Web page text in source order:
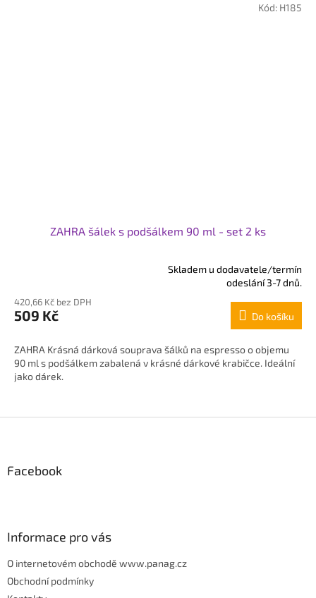
ZAHRA šálek s podšálkem 90 ml - set 2 ks
produktu
je
z
5
hvězdiček.
Skladem u dodavatele/termín
odeslání 3-7 dnů.
420,66 Kč bez DPH
509 Kč Do košíku
ZAHRA Krásná dárková souprava šálků na espresso o objemu
90 ml s podšálkem zabalená v krásné dárkové krabičce. Ideální
jako dárek.
Kód: H185
p
aFacebook
Informace pro vás
O internetovém obchodě www.panag.cz
Obchodní podmínky